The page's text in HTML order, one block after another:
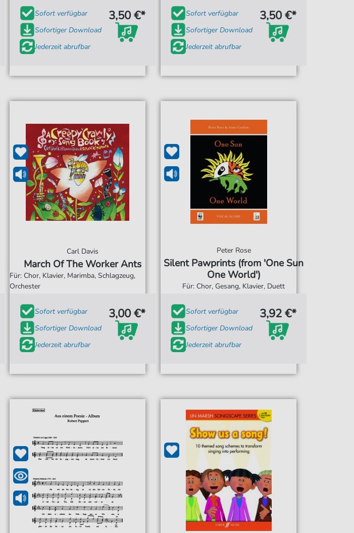
Sofort verfügbar
Sofortiger Download
Jederzeit abrufbar
3,50 €*
Sofort verfügbar
Sofortiger Download
Jederzeit abrufbar
3,50 €*
Carl Davis
March Of The Worker Ants
Für: Chor, Klavier, Marimba, Schlagzeug,
Orchester
Sofort verfügbar
Sofortiger Download
Jederzeit abrufbar
3,00 €*
Peter Rose
Silent Pawprints (from 'One Sun
One World')
Für: Chor, Gesang, Klavier, Duett
Sofort verfügbar
Sofortiger Download
Jederzeit abrufbar
3,92 €*